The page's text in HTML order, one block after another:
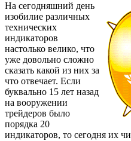
На сегодняшний день
изобилие различных
технических
индикаторов
настолько велико, что
уже довольно сложно
сказать какой из них за
что отвечает. Если
буквально 15 лет назад
на вооружении
трейдеров было
порядка 20
индикаторов, то сегодня их